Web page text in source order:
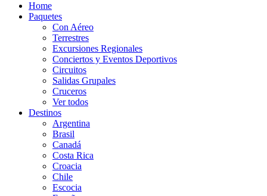
Home
Paquetes
Con Aéreo
Terrestres
Excursiones Regionales
Conciertos y Eventos Deportivos
Circuitos
Salidas Grupales
Cruceros
Ver todos
Destinos
Argentina
Brasil
Canadá
Costa Rica
Croacia
Chile
Escocia